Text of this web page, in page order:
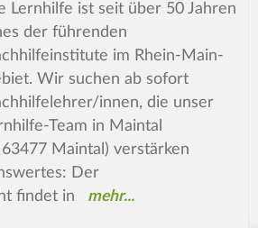
Lernhilfe ist seit über 50 Jahren
der führenden
im Rhein-Main-
Wir suchen ab sofort
innen, die unser
Team in Maintal
63477 Maintal) verstärken
Der
findet in